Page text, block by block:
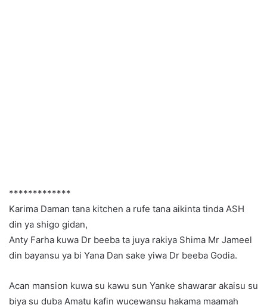
*************
Karima Daman tana kitchen a rufe tana aikinta tinda ASH
din ya shigo gidan,
Anty Farha kuwa Dr beeba ta juya rakiya Shima Mr Jameel
din bayansu ya bi Yana Dan sake yiwa Dr beeba Godia.
Acan mansion kuwa su kawu sun Yanke shawarar akaisu su
biya su duba Amatu kafin wucewansu hakama maamah